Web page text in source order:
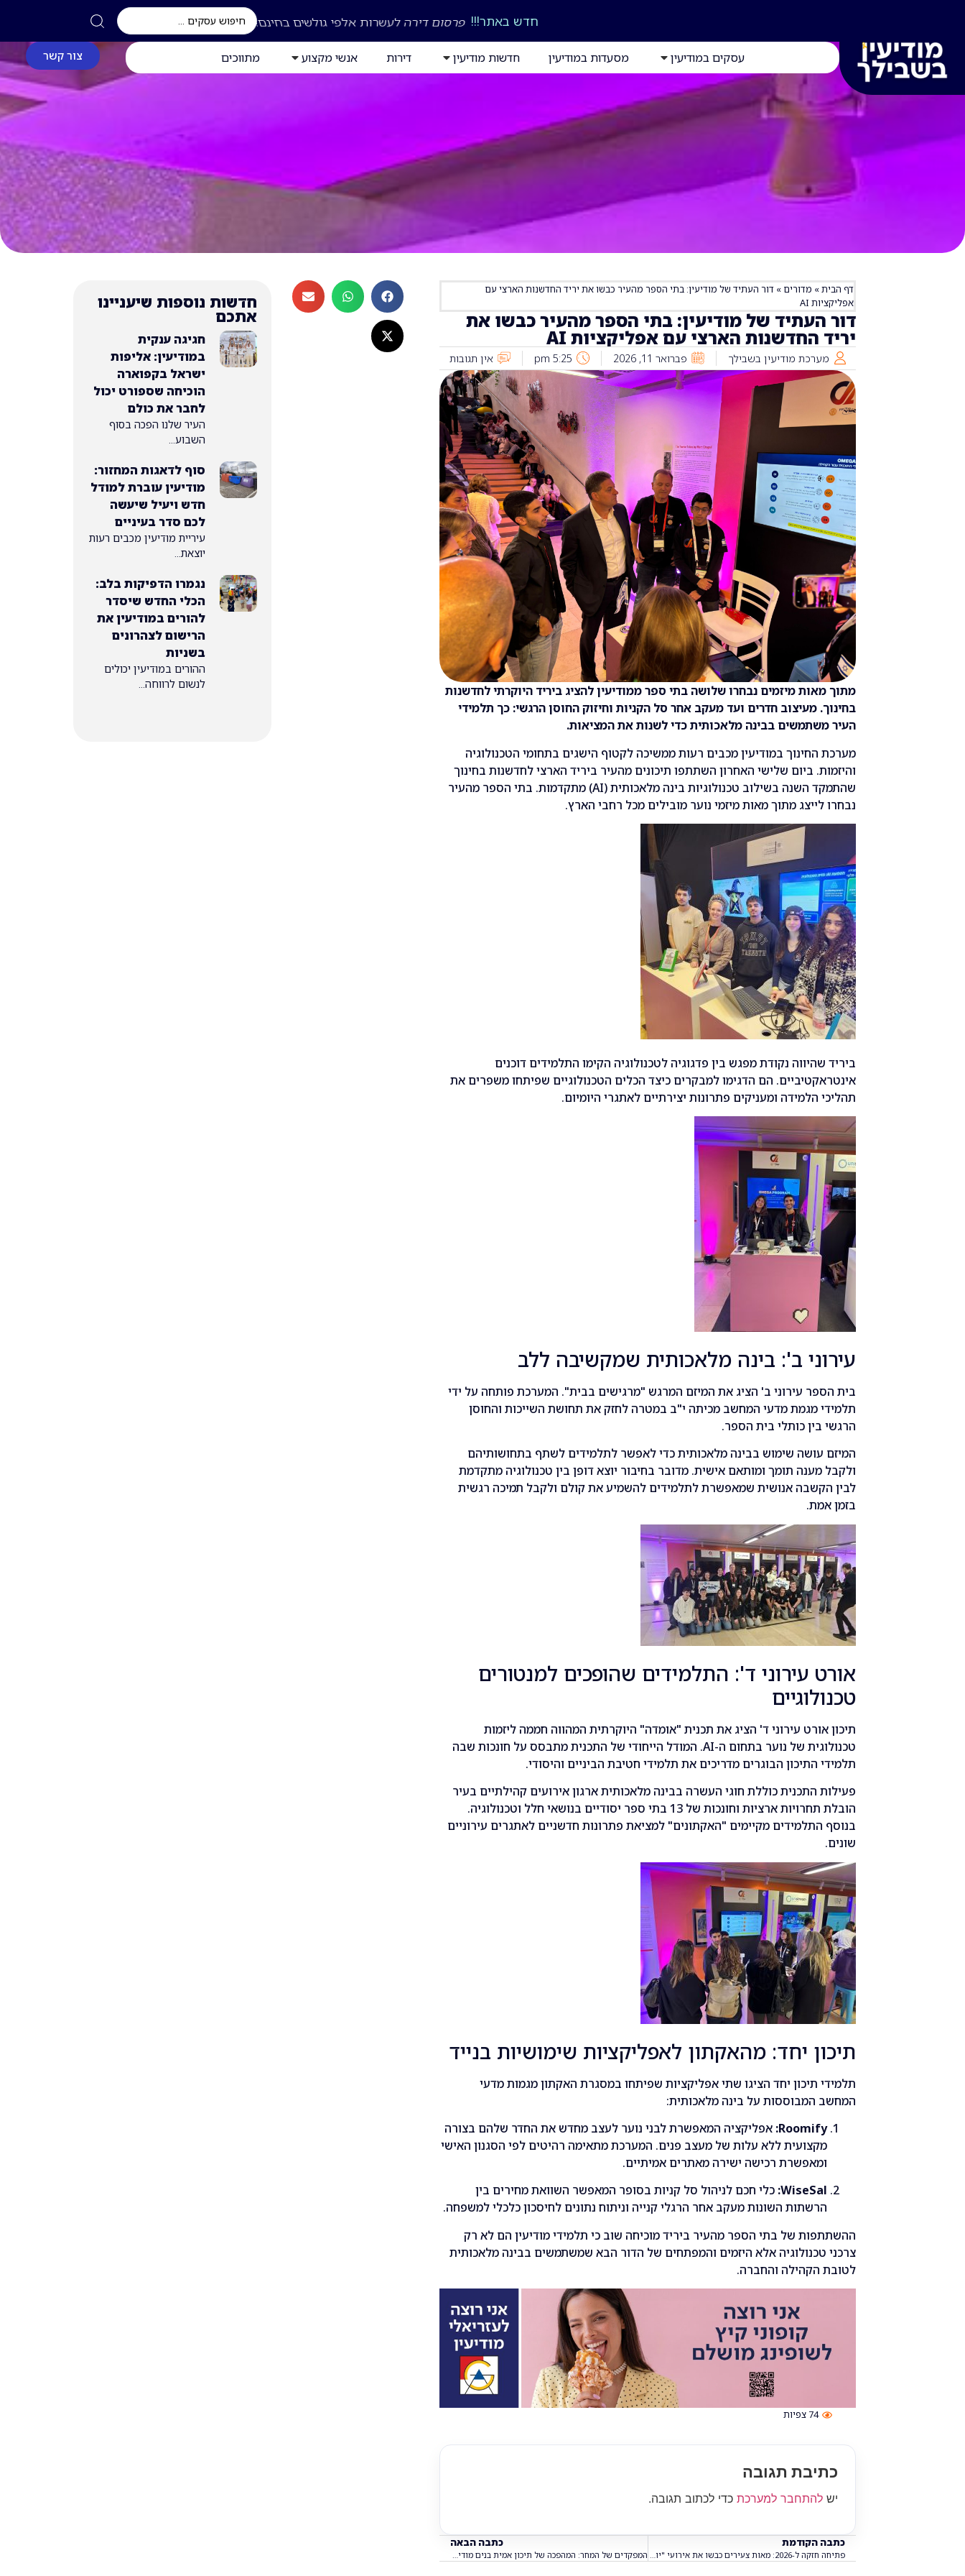
חדש באתר!!! פרסום דירה לעשרות אלפי גולשים בחינם!
עסקים במודיעין מסעדות במודיעין חדשות מודיעין דירות אנשי מקצוע מתווכים צור קשר
דף הבית» מדורים » דור העתיד של מודיעין: בתי הספר מהעיר כבשו את יריד החדשנות הארצי עם
אפליקציות AI
דור העתיד של מודיעין: בתי הספר מהעיר כבשו את
יריד החדשנות הארצי עם אפליקציות AI
מערכת מודיעין בשבילך פברואר 11, 2026 5:25 pm אין תגובות
מתוך מאות מיזמים נבחרו שלושה בתי ספר ממודיעין להציג ביריד היוקרתי לחדשנות
בחינוך. מעיצוב חדרים ועד מעקב אחר סל הקניות וחיזוק החוסן הרגשי: כך תלמידי
העיר משתמשים בבינה מלאכותית כדי לשנות את המציאות.
מערכת החינוך במודיעין מכבים רעות ממשיכה לקטוף הישגים בתחומי הטכנולוגיה
והיזמות. ביום שלישי האחרון השתתפו תיכונים מהעיר ביריד הארצי לחדשנות בחינוך
שהתמקד השנה בשילוב טכנולוגיות בינה מלאכותית (AI) מתקדמות. בתי הספר מהעיר
נבחרו לייצג מתוך מאות מיזמי נוער מובילים מכל רחבי הארץ.
ביריד שהיווה נקודת מפגש בין פדגוגיה לטכנולוגיה הקימו התלמידים דוכנים
אינטראקטיביים. הם הדגימו למבקרים כיצד הכלים הטכנולוגיים שפיתחו משפרים את
תהליכי הלמידה ומעניקים פתרונות יצירתיים לאתגרי היומיום.
עירוני ב': בינה מלאכותית שמקשיבה ללב
בית הספר עירוני ב' הציג את המיזם המרגש "מרגישים בבית". המערכת פותחה על ידי
תלמידי מגמת מדעי המחשב מכיתה י"ב במטרה לחזק את תחושת השייכות והחוסן
הרגשי בין כותלי בית הספר.
המיזם עושה שימוש בבינה מלאכותית כדי לאפשר לתלמידים לשתף בתחושותיהם
ולקבל מענה תומך ומותאם אישית. מדובר בחיבור יוצא דופן בין טכנולוגיה מתקדמת
לבין הקשבה אנושית שמאפשרת לתלמידים להשמיע את קולם ולקבל תמיכה רגשית
בזמן אמת.
אורט עירוני ד': התלמידים שהופכים למנטורים
טכנולוגיים
תיכון אורט עירוני ד' הציג את תכנית "אומדה" היוקרתית המהווה חממה ליזמות
טכנולוגית של נוער בתחום ה-AI. המודל הייחודי של התכנית מתבסס על חונכות שבה
תלמידי התיכון הבוגרים מדריכים את תלמידי חטיבת הביניים והיסודי.
פעילות התכנית כוללת חוגי העשרה בבינה מלאכותית ארגון אירועים קהילתיים בעיר
הובלת תחרויות ארציות וחונכות של 13 בתי ספר יסודיים בנושאי חלל וטכנולוגיה.
בנוסף התלמידים מקיימים "האקתונים" למציאת פתרונות חדשניים לאתגרים עירוניים
שונים.
תיכון יחד: מהאקתון לאפליקציות שימושיות בנייד
תלמידי תיכון יחד הציגו שתי אפליקציות שפיתחו במסגרת האקתון מגמות מדעי
המחשב המבוססות על בינה מלאכותית:
Roomify: אפליקציה המאפשרת לבני נוער לעצב מחדש את החדר שלהם בצורה
מקצועית ללא עלות של מעצב פנים. המערכת מתאימה רהיטים לפי הסגנון האישי
ומאפשרת רכישה ישירה מאתרים אמיתיים.
WiseSal: כלי חכם לניהול סל קניות בסופר המאפשר השוואת מחירים בין
הרשתות השונות מעקב אחר הרגלי קנייה וניתוח נתונים לחיסכון כלכלי למשפחה.
ההשתתפות של בתי הספר מהעיר ביריד מוכיחה שוב כי תלמידי מודיעין הם לא רק
צרכני טכנולוגיה אלא היזמים והמפתחים של הדור הבא שמשתמשים בבינה מלאכותית
לטובת הקהילה והחברה.
74 צפיות
כתיבת תגובה
יש להתחבר למערכת כדי לכתוב תגובה.
כתבה הקודמת
פתיחה חזקה ל-2026: מאות צעירים כבשו את אירועי "יודה" במודיעין; כל מה שמחכה לכם בפברואר
כתבה הבאה
המפקדים של המחר: המהפכה של תיכון אמית בנים מודיעין – אחד מכל ארבעה בוגרים הופך לקצין
חדשות נוספות שיעניינו
אתכם
חגיגה ענקית
במודיעין: אליפות
ישראל בקפוארה
הוכיחה שספורט יכול
לחבר את כולם
העיר שלנו הפכה בסוף
השבוע...
סוף לדאגות המחזור:
מודיעין עוברת למודל
חדש ויעיל שיעשה
לכם סדר בעיניים
עיריית מודיעין מכבים רעות
יוצאת...
נגמרו הדפיקות בלב:
הכלי החדש שיסדר
להורים במודיעין את
הרישום לצהרונים
בשניות
ההורים במודיעין יכולים
לנשום לרווחה...